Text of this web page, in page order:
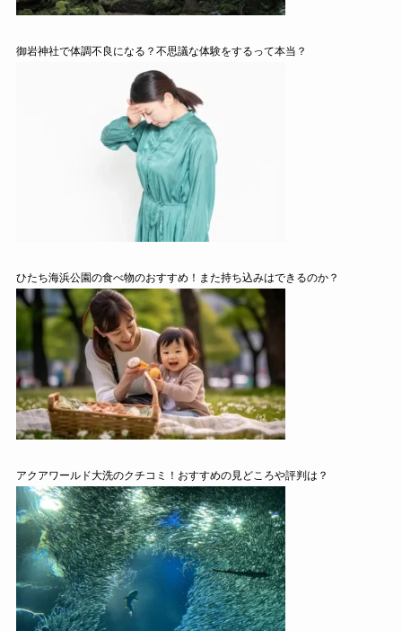
御岩神社で体調不良になる？不思議な体験をするって本当？
ひたち海浜公園の食べ物のおすすめ！また持ち込みはできるのか？
アクアワールド大洗のクチコミ！おすすめの見どころや評判は？